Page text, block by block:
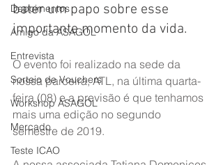
Depoimentos
Amigo da ASAGOL
Entrevista
Sorteio de Vouchers
Workshop ASAGOL
Mercado
Teste ICAO
bater um papo sobre esse
importante momento da vida.
O evento foi realizado na sede da
nossa parceira, ATL, na última quarta-
feira (08) e a previsão é que tenhamos
mais uma edição no segundo
semestre de 2019.